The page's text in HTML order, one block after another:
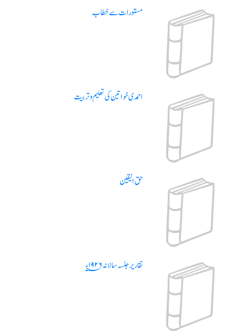
مستورات سے خطاب
احمدی خواتین کی تعلیم و تربیت
حق الیقین
تقاریر جلسہ سالانہ ۱۹۲۶ء؁